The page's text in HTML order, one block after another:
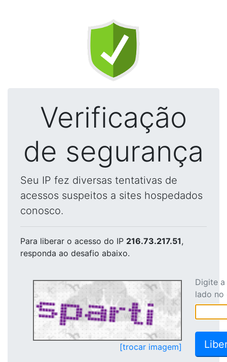
Verificação
de segurança
Seu IP fez diversas tentativas de
acessos suspeitos a sites hospedados
conosco.
Para liberar o acesso do IP 216.73.217.51,
responda ao desafio abaixo.
[trocar imagem]
Digite
lado no